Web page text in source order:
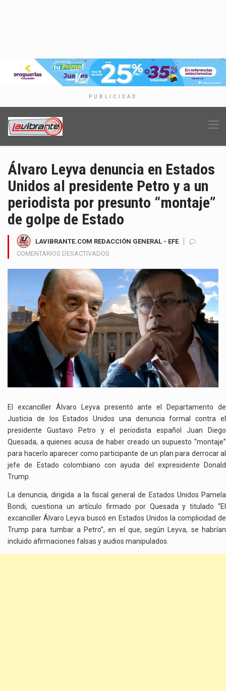
PUBLICIDAD
Álvaro Leyva denuncia en Estados
Unidos al presidente Petro y a un
periodista por presunto “montaje”
de golpe de Estado
LAVIBRANTE.COM REDACCIÓN GENERAL - EFE
COMENTARIOS DESACTIVADOS
LEYVA
DENUNCIA
EN
ESTADOS
UNIDOS
AL
PRESIDENTE
PETRO
Y
A
UN
PRESUNTO
“MONTAJE”
DE
GOLPE
DE
ESTADO
El excanciller Álvaro Leyva presentó ante el Departamento de
Justicia de los Estados Unidos una denuncia formal contra el
presidente Gustavo Petro y el periodista español Juan Diego
Quesada, a quienes acusa de haber creado un supuesto “montaje”
para hacerlo aparecer como participante de un plan para derrocar al
jefe de Estado colombiano con ayuda del expresidente Donald
Trump.
La denuncia, dirigida a la fiscal general de Estados Unidos Pamela
Bondi, cuestiona un artículo firmado por Quesada y titulado “El
excanciller Álvaro Leyva buscó en Estados Unidos la complicidad de
Trump para tumbar a Petro”, en el que, según Leyva, se habrían
incluido afirmaciones falsas y audios manipulados.